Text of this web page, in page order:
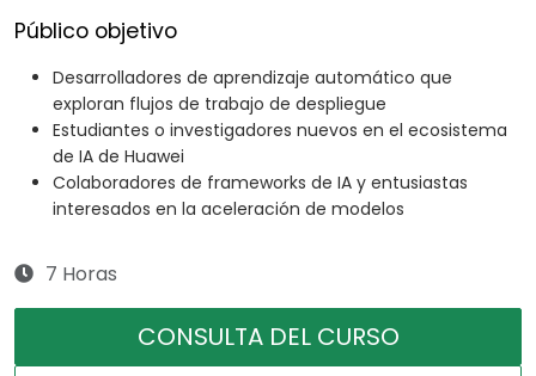
Público objetivo
Desarrolladores de aprendizaje automático que
exploran flujos de trabajo de despliegue
Estudiantes o investigadores nuevos en el ecosistema
de IA de Huawei
Colaboradores de frameworks de IA y entusiastas
interesados en la aceleración de modelos
7 Horas
CONSULTA DEL CURSO